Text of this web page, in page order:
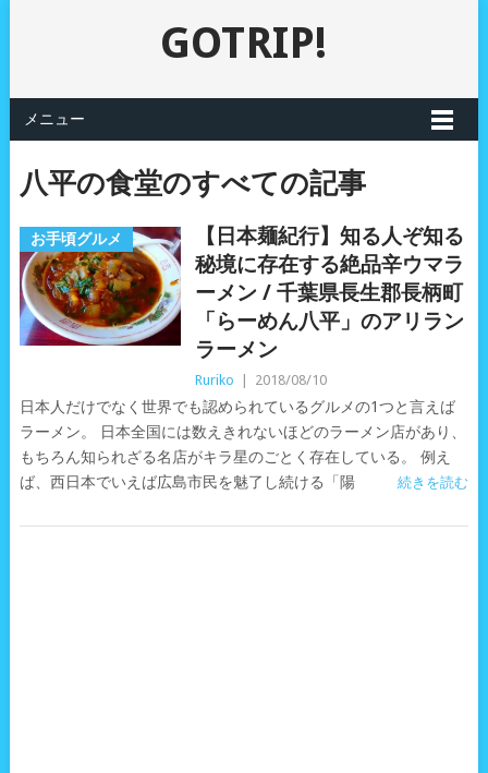
GOTRIP!
メニュー
八平の食堂のすべての記事
お手頃グルメ
【日本麺紀行】知る人ぞ知る
秘境に存在する絶品辛ウマラ
ーメン / 千葉県長生郡長柄町
「らーめん八平」のアリラン
ラーメン
Ruriko 2018/08/10
日本人だけでなく世界でも認められているグルメの1つと言えば
ラーメン。 日本全国には数えきれないほどのラーメン店があり、
もちろん知られざる名店がキラ星のごとく存在している。 例え
ば、西日本でいえば広島市民を魅了し続ける「陽
続きを読む